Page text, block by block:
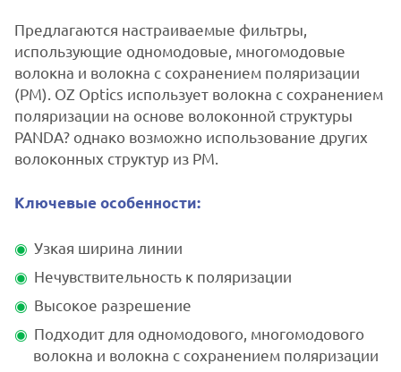
Предлагаются настраиваемые фильтры,
использующие одномодовые, многомодовые
волокна и волокна с сохранением поляризации
(PM). OZ Optics использует волокна с сохранением
поляризации на основе волоконной структуры
PANDA? однако возможно использование других
волоконных структур из PM.
Ключевые особенности:
Узкая ширина линии
Нечувствительность к поляризации
Высокое разрешение
Подходит для одномодового, многомодового
волокна и волокна с сохранением поляризации